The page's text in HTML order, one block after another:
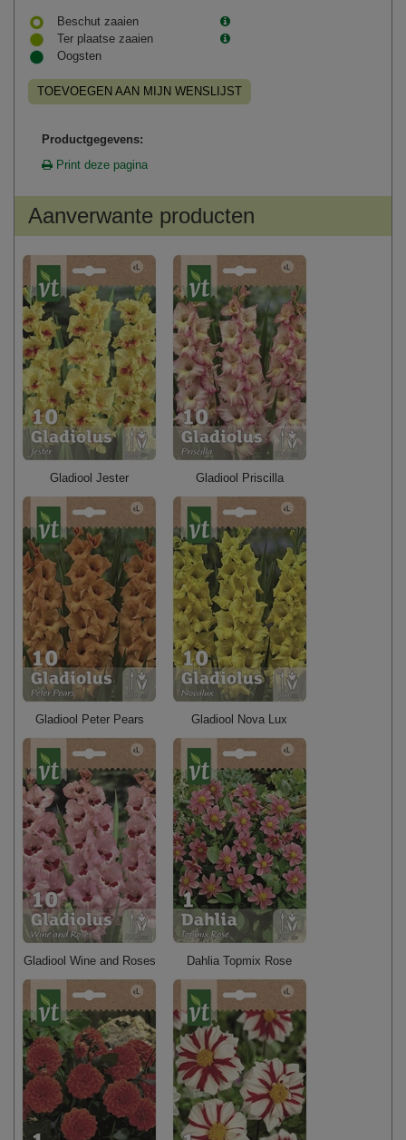
Beschut zaaien
Ter plaatse zaaien
Oogsten
TOEVOEGEN AAN MIJN WENSLIJST
Productgegevens:
Print deze pagina
Aanverwante producten
Gladiool Jester Gladiool Priscilla
Gladiool Peter Pears Gladiool Nova Lux
Gladiool Wine and Roses Dahlia Topmix Rose